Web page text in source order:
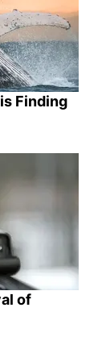
Finding
of